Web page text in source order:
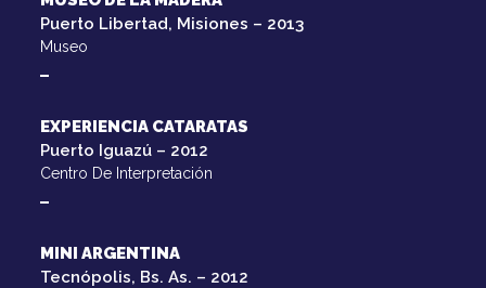
Puerto Libertad, Misiones – 2013
Museo
EXPERIENCIA CATARATAS
Puerto Iguazú – 2012
Centro De Interpretación
MINI ARGENTINA
Tecnópolis, Bs. As. – 2012